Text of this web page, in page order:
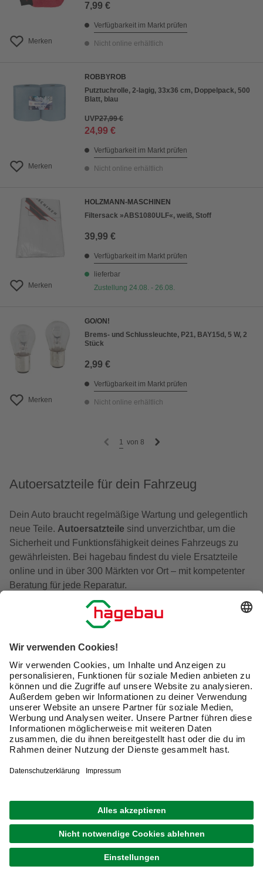
Merken
7,99 €
Verfügbarkeit im Markt prüfen
Nicht online erhältlich
Merken
ROBBYROB
Putztuchrolle, 2-lagig, 33x36 cm, Doppelpack, 500
Blatt, blau
UVP27,99 €
24,99 €
Verfügbarkeit im Markt prüfen
Nicht online erhältlich
Merken
HOLZMANN-MASCHINEN
Filtersack »ABS1080ULF«, weiß, Stoff
39,99 €
Verfügbarkeit im Markt prüfen
lieferbar
Zustellung 24.08. - 26.08.
Merken
GO/ON!
Brems- und Schlussleuchte, P21, BAY15d, 5 W, 2
Stück
2,99 €
Verfügbarkeit im Markt prüfen
Nicht online erhältlich
1 von 8
Autoersatzteile für dein Fahrzeug
Dein Auto braucht regelmäßige Wartung und gelegentlich
neue Teile. Autoersatzteile sind unverzichtbar, um die
Sicherheit und Funktionsfähigkeit deines Fahrzeugs zu
gewährleisten. Bei hagebau findest du viele Ersatzteile
online und in über 300 Märkten vor Ort – mit kompetenter
Beratung für jede Reparatur.
Häufig gestellte Fragen zu Autoersatzteilen
Wie kann ich sicherstellen, dass die Ersatzteile mit
meinem Fahrzeug kompatibel sind?
Welche Autoersatzteile sollte ich regelmäßig
prüfen?
Kann ich Autoersatzteile selbst einbauen?
Wo finde ich seltene Ersatzteile für ältere
Fahrzeuge?